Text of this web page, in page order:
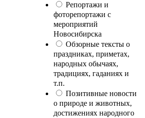
Репортажи и
фоторепортажи с
мероприятий
Новосибирска
Обзорные тексты о
праздниках, приметах,
народных обычаях,
традициях, гаданиях и
т.п.
Позитивные новости
о природе и животных,
достижениях народного